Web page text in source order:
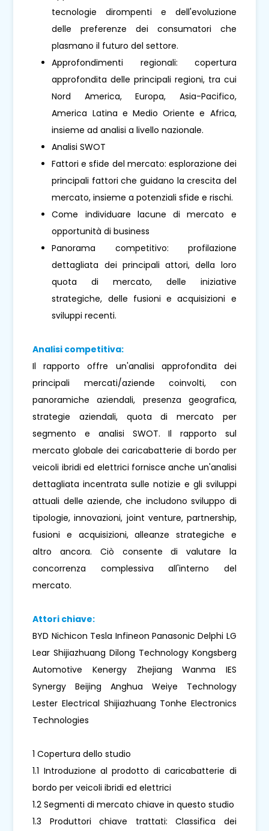
tecnologie dirompenti e dell'evoluzione
delle preferenze dei consumatori che
plasmano il futuro del settore.
Approfondimenti regionali: copertura
approfondita delle principali regioni, tra cui
Nord America, Europa, Asia-Pacifico,
America Latina e Medio Oriente e Africa,
insieme ad analisi a livello nazionale.
Analisi SWOT
Fattori e sfide del mercato: esplorazione dei
principali fattori che guidano la crescita del
mercato, insieme a potenziali sfide e rischi.
Come individuare lacune di mercato e
opportunità di business
Panorama competitivo: profilazione
dettagliata dei principali attori, della loro
quota di mercato, delle iniziative
strategiche, delle fusioni e acquisizioni e
sviluppi recenti.
Analisi competitiva:
Il rapporto offre un'analisi approfondita dei
principali mercati/aziende coinvolti, con
panoramiche aziendali, presenza geografica,
strategie aziendali, quota di mercato per
segmento e analisi SWOT. Il rapporto sul
mercato globale dei caricabatterie di bordo per
veicoli ibridi ed elettrici fornisce anche un'analisi
dettagliata incentrata sulle notizie e gli sviluppi
attuali delle aziende, che includono sviluppo di
tipologie, innovazioni, joint venture, partnership,
fusioni e acquisizioni, alleanze strategiche e
altro ancora. Ciò consente di valutare la
concorrenza complessiva all'interno del
mercato.
Attori chiave:
BYD Nichicon Tesla Infineon Panasonic Delphi LG
Lear Shijiazhuang Dilong Technology Kongsberg
Automotive Kenergy Zhejiang Wanma IES
Synergy Beijing Anghua Weiye Technology
Lester Electrical Shijiazhuang Tonhe Electronics
Technologies
1 Copertura dello studio
1.1 Introduzione al prodotto di caricabatterie di
bordo per veicoli ibridi ed elettrici
1.2 Segmenti di mercato chiave in questo studio
1.3 Produttori chiave trattati: Classifica dei